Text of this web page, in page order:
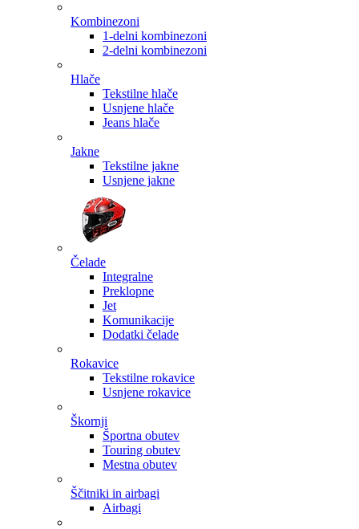
Kombinezoni
1-delni kombinezoni
2-delni kombinezoni
Hlače
Tekstilne hlače
Usnjene hlače
Jeans hlače
Jakne
Tekstilne jakne
Usnjene jakne
Čelade
Integralne
Preklopne
Jet
Komunikacije
Dodatki čelade
Rokavice
Tekstilne rokavice
Usnjene rokavice
Škornji
Športna obutev
Touring obutev
Mestna obutev
Ščitniki in airbagi
Airbagi